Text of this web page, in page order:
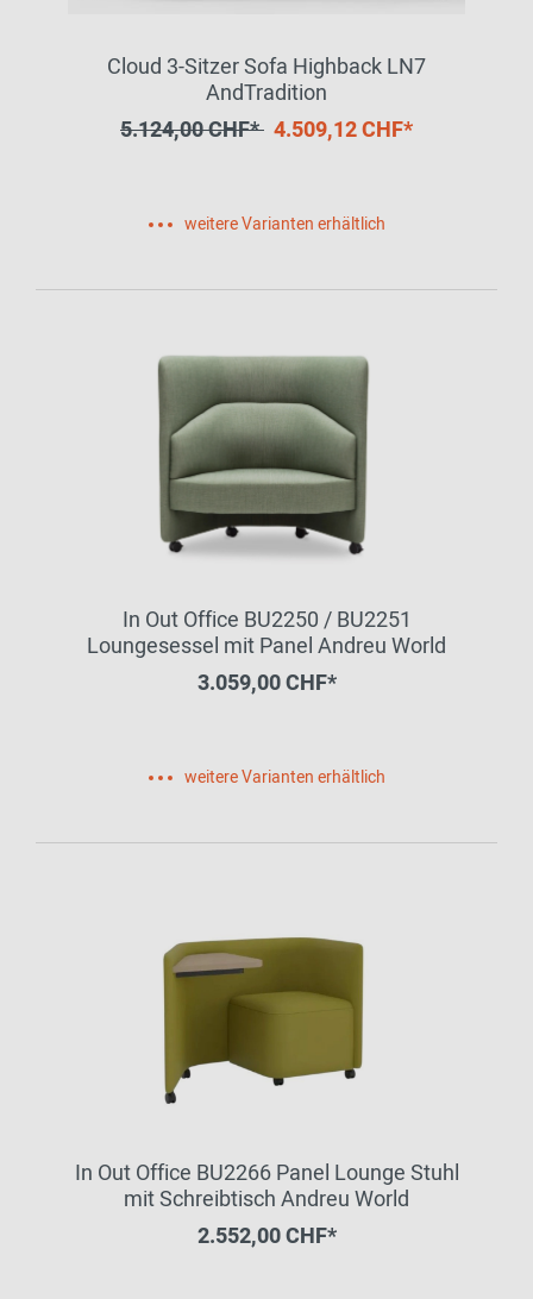
Cloud 3-Sitzer Sofa Highback LN7
AndTradition
5.124,00 CHF* 4.509,12 CHF*
weitere Varianten erhältlich
In Out Office BU2250 / BU2251
Loungesessel mit Panel Andreu World
3.059,00 CHF*
weitere Varianten erhältlich
In Out Office BU2266 Panel Lounge Stuhl
mit Schreibtisch Andreu World
2.552,00 CHF*